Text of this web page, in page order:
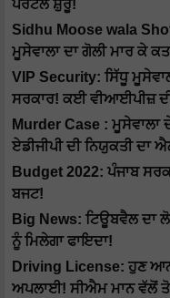
ਪੋਰਟਲ ਸ਼ੁਰੂ!
Sidhu Moose wala
ਮੂਸੇਵਾਲਾ ਦਾ ਗੋਲੀ ਮਾਰ ਕੇ
VIP Security: ਸਿੱਧੂ
ਸਰਕਾਰ! ਕਈ ਵੀਆਈਪੀਜ਼
Murder Case :
ਏਡੀਜੀਪੀ ਦੀ ਨਿਯੁਕਤੀ ਦਾ
Budget 2022: ਪੰਜਾਬ
ਬਜਟ!
Big News: ਟਿਊਬਵੈਲ ਦਾ
ਨੂੰ ਮਿਲੇਗਾ ਫਾਇਦਾ!
Driving License: ਹੁਣ
ਅਪਲਾਈ! ਸੀਐਮ ਮਾਨ ਵੱਲੋਂ